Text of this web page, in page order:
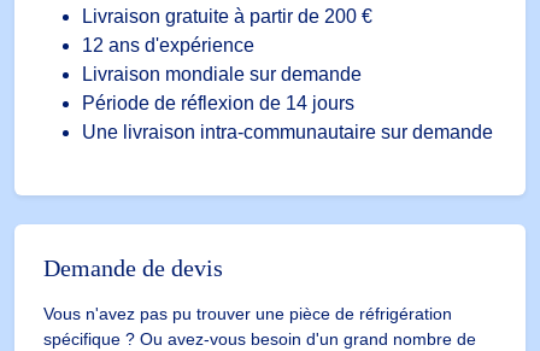
Livraison gratuite à partir de 200 €
12 ans d'expérience
Livraison mondiale sur demande
Période de réflexion de 14 jours
Une livraison intra-communautaire sur demande
Demande de devis
Vous n'avez pas pu trouver une pièce de réfrigération
spécifique ? Ou avez-vous besoin d'un grand nombre de